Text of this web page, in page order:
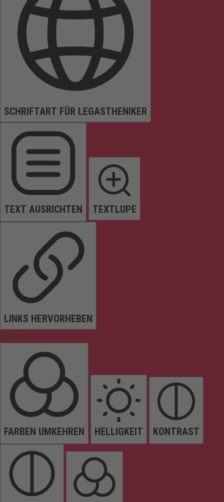
SCHRIFTART FÜR LEGASTHENIKER
TEXT AUSRICHTEN TEXTLUPE
LINKS HERVORHEBEN
Farben
FARBEN UMKEHREN HELLIGKEIT KONTRAST